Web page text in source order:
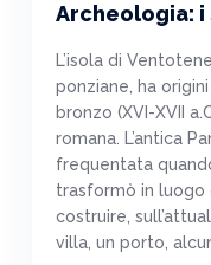
Archeologia: i
L’isola di
ponziane, ha
bronzo (XVI-XVII
romana. L’antica
frequentata
trasformò in luogo
costruire,
villa, un porto,